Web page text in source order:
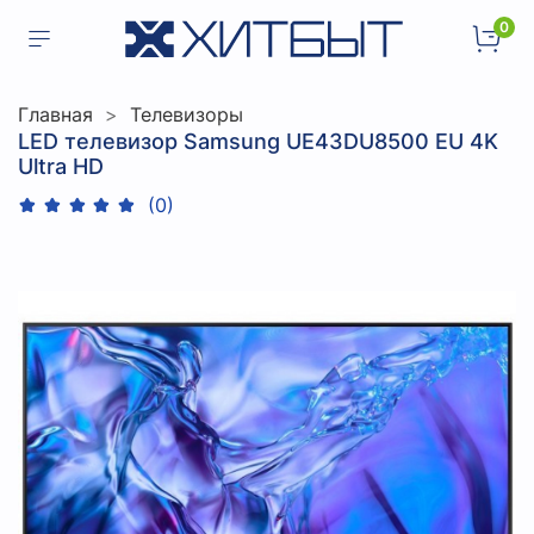
0
Главная Телевизоры
LED телевизор Samsung UE43DU8500 EU 4K
Ultra HD
(0)